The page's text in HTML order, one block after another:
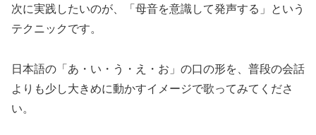
次に実践したいのが、「母音を意識して発声する」という
テクニックです。
日本語の「あ・い・う・え・お」の口の形を、普段の会話
よりも少し大きめに動かすイメージで歌ってみてくださ
い。